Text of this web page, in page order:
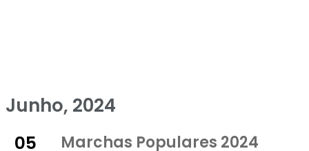
Junho, 2024
05 Marchas Populares 2024